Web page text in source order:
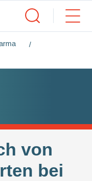
von
bei